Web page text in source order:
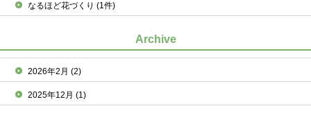
なるほど花づくり(1件)
Archive
2026年2月(2)
2025年12月(1)